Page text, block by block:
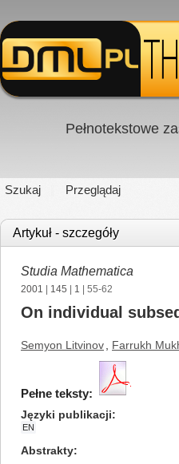
Pełnotekstowe
Szukaj Przeglądaj
Artykuł - szczegóły
Studia Mathematica
2001 145 1 | 55-62
On individual
Semyon Litvinov Farrukh
Pełne teksty:
Języki publikacji
EN
Abstrakty